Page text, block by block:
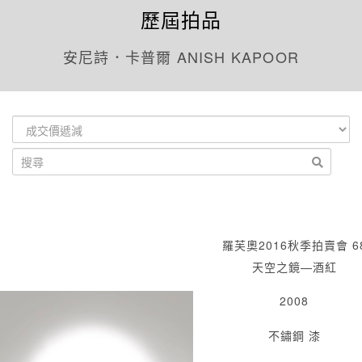
歷屆拍品
安尼詩．卡普爾 ANISH KAPOOR
羅芙奧2016秋季拍賣會
天空之鏡—酒紅
2008
不鏽鋼 漆